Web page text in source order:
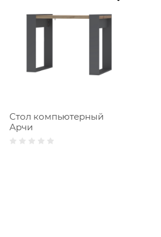
Стол компьютерный
Арчи